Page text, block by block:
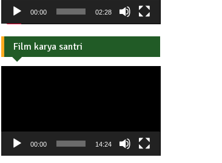
00:00 02:28
Film karya santri
00:00 14:24